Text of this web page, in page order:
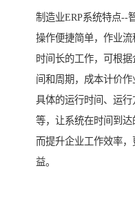
制造业ERP系统特点--
操作便捷简单，作业
时间长的工作，可根
间和周期，成本计价
具体的运行时间、运
等，让系统在时间到
而提升企业工作效率
益。